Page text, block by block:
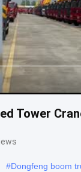
Tower
#Dongfeng boom